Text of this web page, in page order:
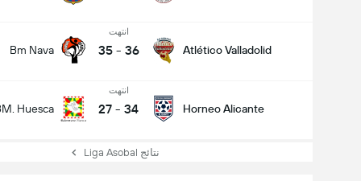
Atlético Valladolid
انتهت
36
-
35
Bm Nava
Horneo Alicante
انتهت
34
-
27
Huesca
نتائج Liga Asobal